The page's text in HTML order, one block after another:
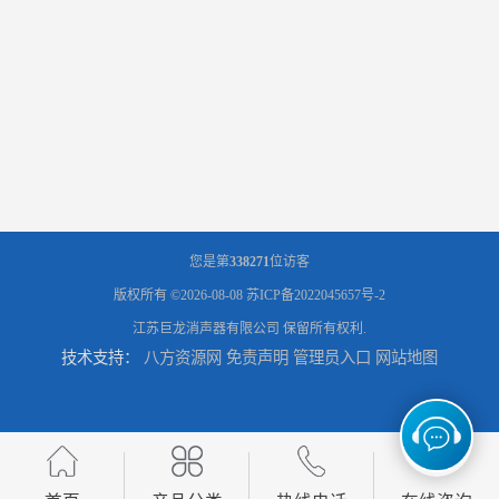
您是第338271位访客
版权所有 ©2026-08-08 苏ICP备2022045657号-2
江苏巨龙消声器有限公司 保留所有权利.
技术支持： 八方资源网 免责声明 管理员入口 网站地图